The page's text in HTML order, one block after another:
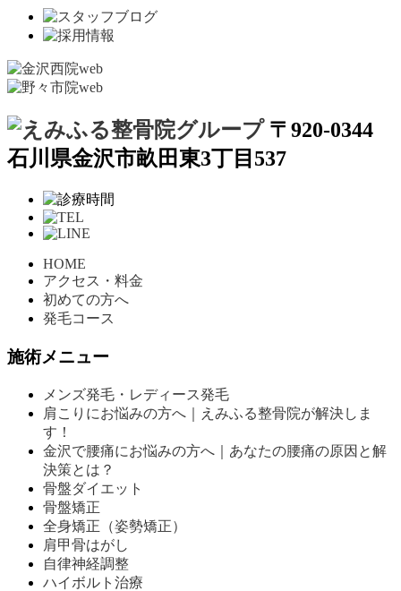
〒920-0344
石川県金沢市畝田東3丁目537
HOME
アクセス・料金
初めての方へ
発毛コース
施術メニュー
メンズ発毛・レディース発毛
肩こりにお悩みの方へ｜えみふる整骨院が解決しま
す！
金沢で腰痛にお悩みの方へ｜あなたの腰痛の原因と解
決策とは？
骨盤ダイエット
骨盤矯正
全身矯正（姿勢矯正）
肩甲骨はがし
自律神経調整
ハイボルト治療